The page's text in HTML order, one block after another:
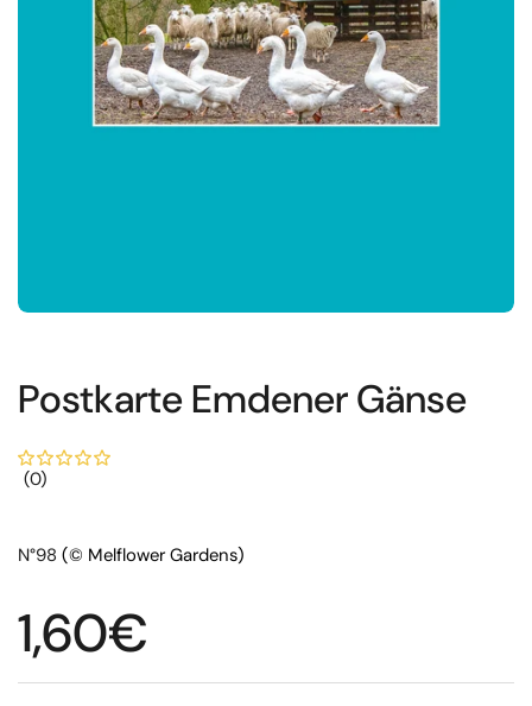
Postkarte Emdener Gänse
(0)
N°98 (© Melflower Gardens)
Regulärer Preis
1,60€